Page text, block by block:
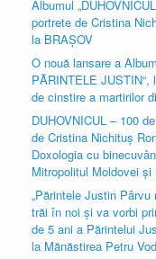
Albumul
portrete de Cristina
la BRAȘOV
O nouă lansare a
PĂRINTELE
de cinstire a martirilor
DUHOVNICUL – 100
de Cristina Nichituș
Doxologia cu
Mitropolitul Moldovei și
„Părintele Justin
trăi în noi şi va vorbi
de 5 ani a Părintelui
la Mănăstirea Petru